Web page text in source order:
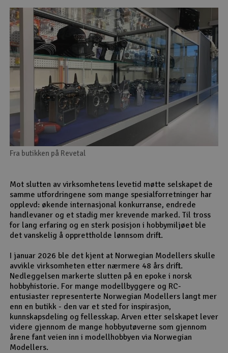
Fra butikken på Revetal
Mot slutten av virksomhetens levetid møtte selskapet de
samme utfordringene som mange spesialforretninger har
opplevd: økende internasjonal konkurranse, endrede
handlevaner og et stadig mer krevende marked. Til tross
for lang erfaring og en sterk posisjon i hobbymiljøet ble
det vanskelig å opprettholde lønnsom drift.
I januar 2026 ble det kjent at Norwegian Modellers skulle
avvikle virksomheten etter nærmere 48 års drift.
Nedleggelsen markerte slutten på en epoke i norsk
hobbyhistorie. For mange modellbyggere og RC-
entusiaster representerte Norwegian Modellers langt mer
enn en butikk - den var et sted for inspirasjon,
kunnskapsdeling og fellesskap. Arven etter selskapet lever
videre gjennom de mange hobbyutøverne som gjennom
årene fant veien inn i modellhobbyen via Norwegian
Modellers.